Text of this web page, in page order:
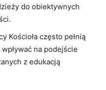
do obiektywnych⁤
Kościoła często ⁤pełnią
na podejście
z ⁣edukacją